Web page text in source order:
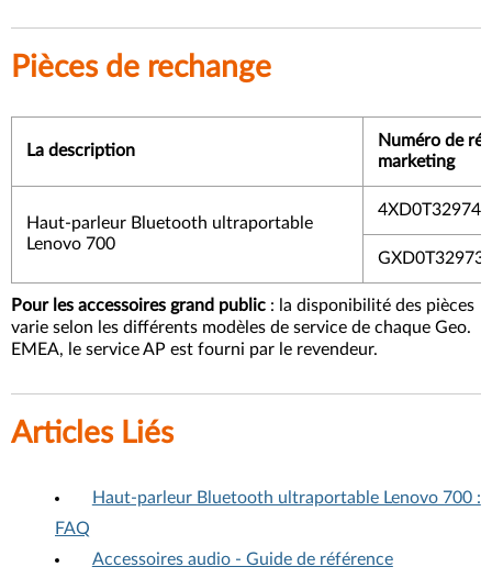
Pièces de rechange
La description
Numéro de
marketing
Haut-parleur Bluetooth ultraportable
Lenovo 700
4XD0T32974
GXD0T32973
Pour les accessoires grand public : la disponibilité des pièces
varie selon les différents modèles de service de chaque Geo.
EMEA, le service AP est fourni par le revendeur.
Articles Liés
Haut-parleur Bluetooth ultraportable Lenovo 700 :
FAQ
Accessoires audio - Guide de référence